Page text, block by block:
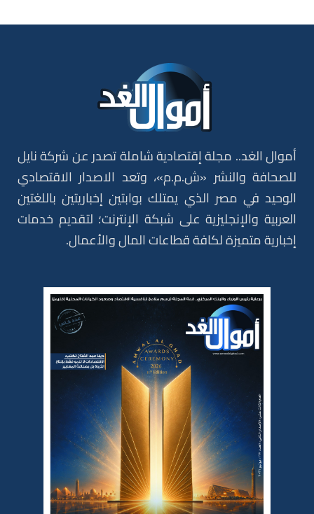
أموال الغد.. مجلة إقتصادية شاملة تصدر عن شركة نايل
للصحافة والنشر «ش.م.م»، وتعد الاصدار الاقتصادي
الوحيد في مصر الذي يمتلك بوابتين إخباريتين باللغتين
العربية والإنجليزية على شبكة الإنترنت؛ لتقديم خدمات
إخبارية متميزة لكافة قطاعات المال والأعمال.